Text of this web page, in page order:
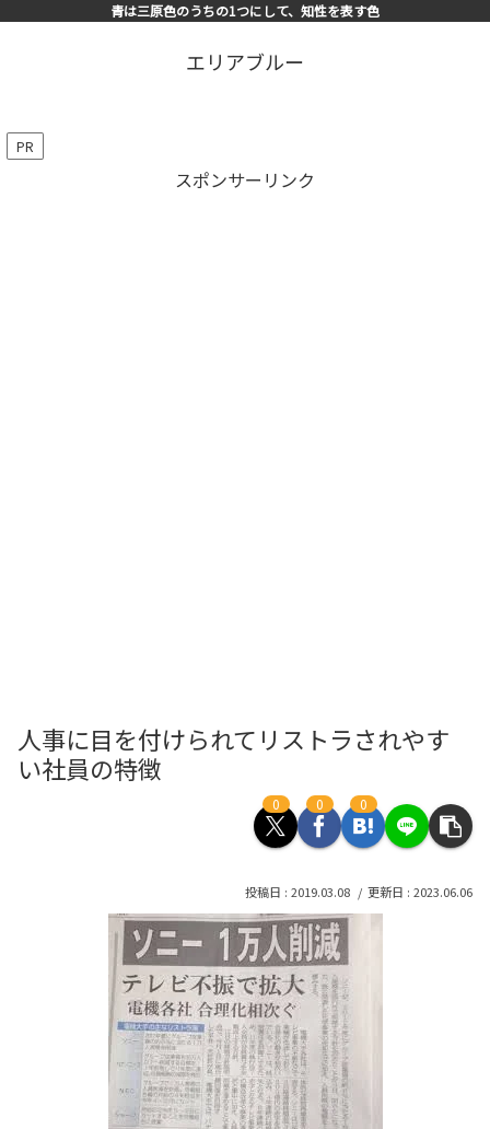
青は三原色のうちの1つにして、知性を表す色
エリアブルー
PR
スポンサーリンク
人事に目を付けられてリストラされやす
い社員の特徴
0 0 0
2019.03.08 2023.06.06